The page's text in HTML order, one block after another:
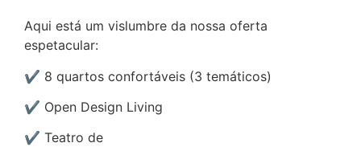
Aqui está um vislumbre da nossa oferta
espetacular:
✔ 8 quartos confortáveis (3 temáticos)
✔ Open Design Living
✔ Teatro de